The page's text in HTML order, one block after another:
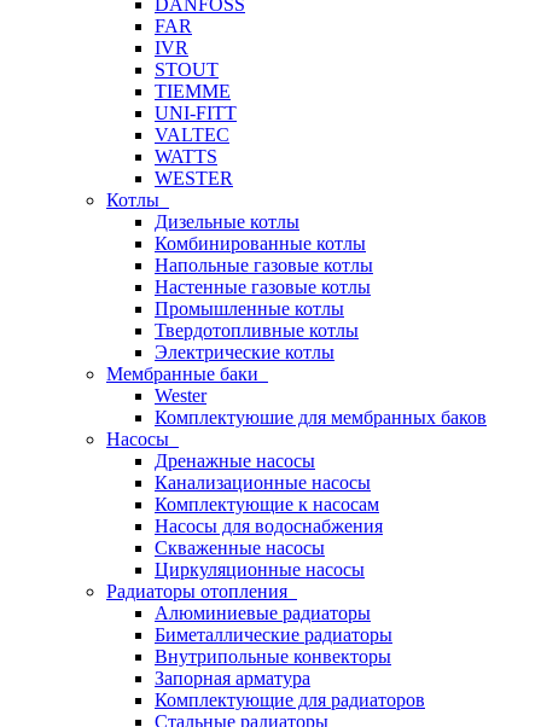
DANFOSS
FAR
IVR
STOUT
TIEMME
UNI-FITT
VALTEC
WATTS
WESTER
Котлы
Дизельные котлы
Комбинированные котлы
Напольные газовые котлы
Настенные газовые котлы
Промышленные котлы
Твердотопливные котлы
Электрические котлы
Мембранные баки
Wester
Комплектуюшие для мембранных баков
Насосы
Дренажные насосы
Канализационные насосы
Комплектующие к насосам
Насосы для водоснабжения
Скваженные насосы
Циркуляционные насосы
Радиаторы отопления
Алюминиевые радиаторы
Биметаллические радиаторы
Внутрипольные конвекторы
Запорная арматура
Комплектующие для радиаторов
Стальные радиаторы